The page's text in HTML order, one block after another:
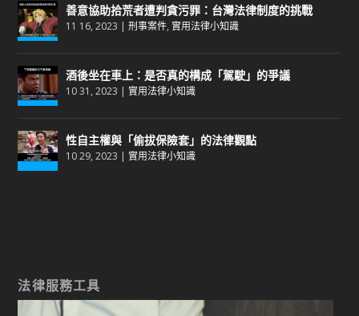
善意協助拾荒者遭判貪污罪：台灣法律制度的挑戰
11 16, 2023 |刑事案件,實用法律小知識
酒後坐在車上：是否真的構成「駕駛」的爭議
10 31, 2023 |實用法律小知識
性自主權與「偷拔保險套」的法律觀點
10 29, 2023 |實用法律小知識
法律服務工具